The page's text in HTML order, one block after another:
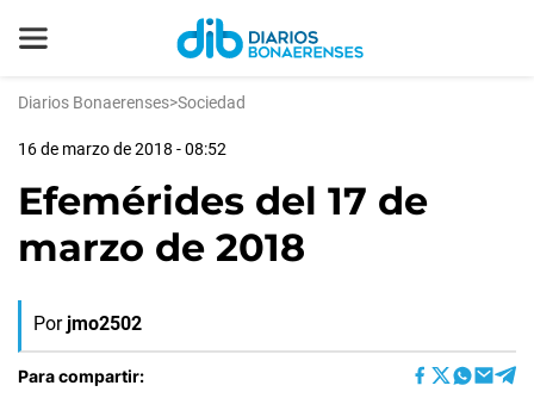
Diarios Bonaerenses>Sociedad
16 de marzo de 2018 - 08:52
Efemérides del 17 de
marzo de 2018
Por jmo2502
Para compartir: